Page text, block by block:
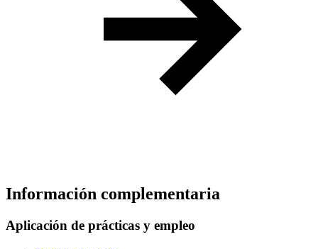
Información complementaria
Aplicación de prácticas y empleo